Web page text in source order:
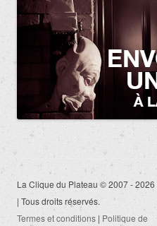
La Clique du Plateau © 2007 - 2026
| Tous droits réservés.
Termes et conditions | Politique de